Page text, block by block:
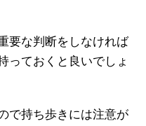
要な判断をしなければ
っておくと良いでしょ
で持ち歩きには注意が